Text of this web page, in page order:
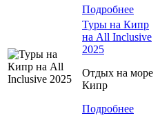
Подробнее
Туры на Кипр
на All Inclusive
2025
Отдых на море
Кипр
Подробнее